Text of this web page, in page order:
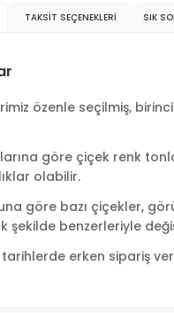
TAKSIT SEÇENEKLERI SIK
özenle seçilmiş,
göre çiçek renk
olabilir.
göre bazı çiçekler,
şekilde benzerleriyle
erken sipariş